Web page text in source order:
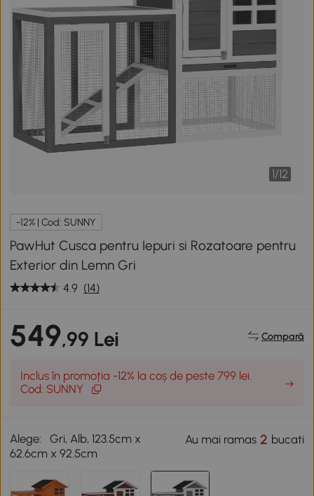
1/12
-12% | Cod: SUNNY
PawHut Cusca pentru Iepuri si Rozatoare pentru
Exterior din Lemn Gri
4.9 (14)
549,99 Lei Compară
Inclus în promoția -12% la coș de peste 799 lei.
Cod: SUNNY
Alege:
Gri, Alb, 123.5cm x
62.6cm x 92.5cm
Au mai ramas2 bucati